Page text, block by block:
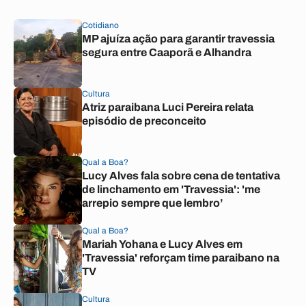
Cotidiano
MP ajuíza ação para garantir travessia
segura entre Caaporã e Alhandra
Cultura
Atriz paraibana Luci Pereira relata
episódio de preconceito
Qual a Boa?
Lucy Alves fala sobre cena de tentativa
de linchamento em 'Travessia': 'me
arrepio sempre que lembro’
Qual a Boa?
Mariah Yohana e Lucy Alves em
'Travessia' reforçam time paraibano na
TV
Cultura